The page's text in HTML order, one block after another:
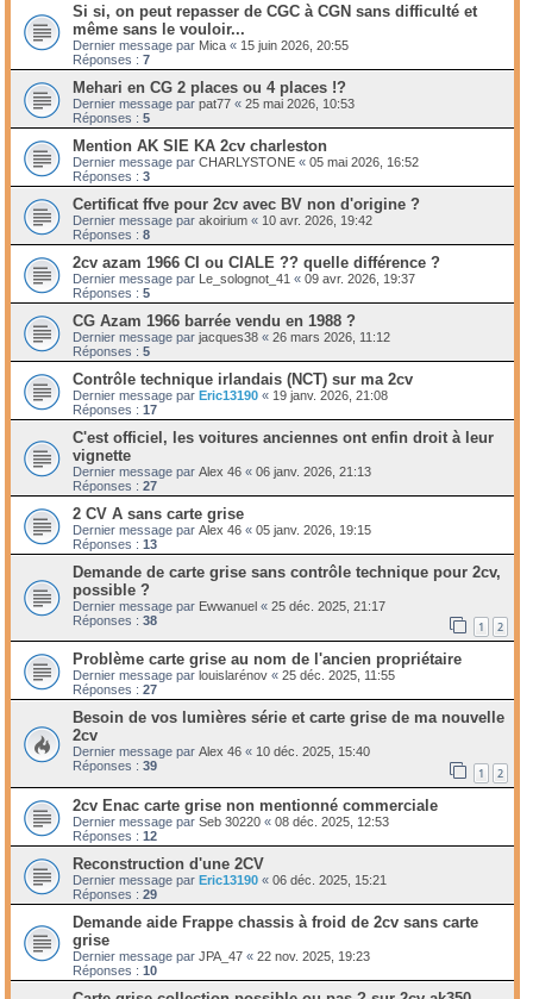
Si si, on peut repasser de CGC à CGN sans difficulté et
même sans le vouloir...
Dernier message par Mica « 15 juin 2026, 20:55
Réponses : 7
Mehari en CG 2 places ou 4 places !?
Dernier message par pat77 « 25 mai 2026, 10:53
Réponses : 5
Mention AK SIE KA 2cv charleston
Dernier message par CHARLYSTONE « 05 mai 2026, 16:52
Réponses : 3
Certificat ffve pour 2cv avec BV non d'origine ?
Dernier message par akoirium « 10 avr. 2026, 19:42
Réponses : 8
2cv azam 1966 CI ou CIALE ?? quelle différence ?
Dernier message par Le_solognot_41 « 09 avr. 2026, 19:37
Réponses : 5
CG Azam 1966 barrée vendu en 1988 ?
Dernier message par jacques38 « 26 mars 2026, 11:12
Réponses : 5
Contrôle technique irlandais (NCT) sur ma 2cv
Dernier message par Eric13190 « 19 janv. 2026, 21:08
Réponses : 17
C'est officiel, les voitures anciennes ont enfin droit à leur
vignette
Dernier message par Alex 46 « 06 janv. 2026, 21:13
Réponses : 27
2 CV A sans carte grise
Dernier message par Alex 46 « 05 janv. 2026, 19:15
Réponses : 13
Demande de carte grise sans contrôle technique pour 2cv,
possible ?
Dernier message par Ewwanuel « 25 déc. 2025, 21:17
Réponses : 38 1 2
Problème carte grise au nom de l'ancien propriétaire
Dernier message par louislarénov « 25 déc. 2025, 11:55
Réponses : 27
Besoin de vos lumières série et carte grise de ma nouvelle
2cv
Dernier message par Alex 46 « 10 déc. 2025, 15:40
Réponses : 39 1 2
2cv Enac carte grise non mentionné commerciale
Dernier message par Seb 30220 « 08 déc. 2025, 12:53
Réponses : 12
Reconstruction d'une 2CV
Dernier message par Eric13190 « 06 déc. 2025, 15:21
Réponses : 29
Demande aide Frappe chassis à froid de 2cv sans carte
grise
Dernier message par JPA_47 « 22 nov. 2025, 19:23
Réponses : 10